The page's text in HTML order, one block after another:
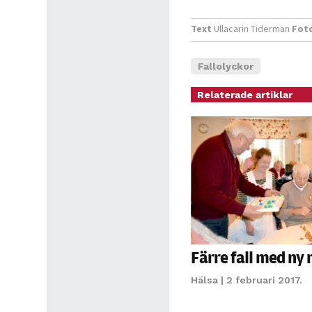
Text Ullacarin Tiderman
Fallolyckor
Relaterade artiklar
Färre fall med ny
Hälsa| 2 februari 2017.